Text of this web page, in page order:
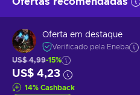
Oferta em destaque
Verificado pela Eneba
US$ 4,99-15%
US$ 4,23
14% Cashback